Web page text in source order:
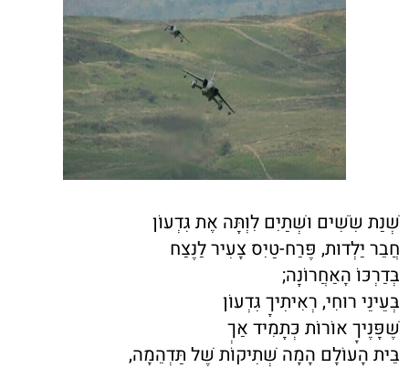
שְׁנַת שִׂשִׁים וּשְׁתַיִם לִוְּתָּה אֶת גִּדְעוֹן
חֲבֵר יַלְדוּת, פֶּרַח-טַיִס צָעִיר לַנֶּצַח
בְּדַרְכּוֹ הָאַחֲרוֹנָה;
בְּעֵינֵי רוּחִי, רְאִיתִיךָ גִּדְעוֹן
שֶׁפָּנֶיךָ אוֹרוֹת כְּתָמִיד אַךְ
בֵּית הָעוֹלָם הָמָה שְׁתִיקוֹת שֶׁל תַּדְהֵמָה,